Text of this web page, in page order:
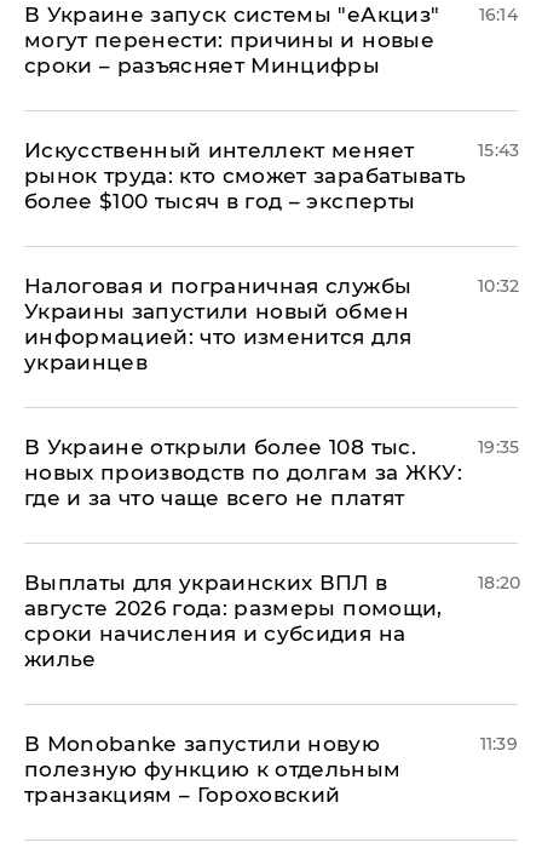
В Украине запуск системы "еАкциз"
могут перенести: причины и новые
сроки – разъясняет Минцифры
16:14
Искусственный интеллект меняет
рынок труда: кто сможет зарабатывать
более $100 тысяч в год – эксперты
15:43
Налоговая и пограничная службы
Украины запустили новый обмен
информацией: что изменится для
украинцев
10:32
В Украине открыли более 108 тыс.
новых производств по долгам за ЖКУ:
где и за что чаще всего не платят
19:35
Выплаты для украинских ВПЛ в
августе 2026 года: размеры помощи,
сроки начисления и субсидия на
жилье
18:20
В Мonobankе запустили новую
полезную функцию к отдельным
транзакциям – Гороховский
11:39